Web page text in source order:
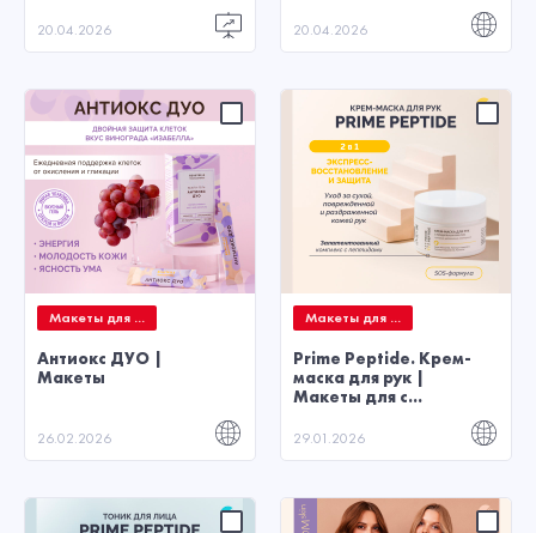
20.04.2026 20.04.2026
Макеты для ...
Антиокс ДУО |
Макеты
26.02.2026
Макеты для ...
Prime Peptide. Крем-
маска для рук |
Макеты для с...
29.01.2026